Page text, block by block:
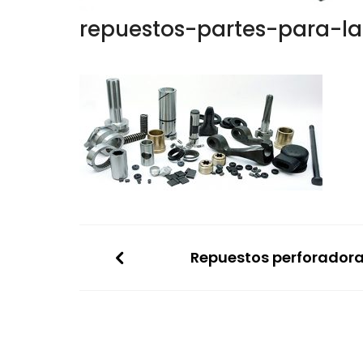
repuestos-partes-para-
Repuestos